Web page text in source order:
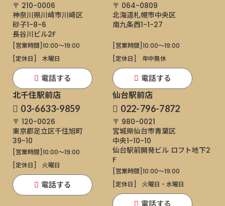
〒 210-0006
神奈川県川崎市川崎区
砂子1-8-6
長谷川ビル2F
[営業時間] 10:00～19:00
[定休日]
木曜日
電話する
〒 064-0809
北海道札幌市中央区
南九条西1-1-27
[営業時間] 10:00～19:00
[定休日]
年中無休
電話する
北千住駅前店
03-6633-9859
〒 120-0026
東京都足立区千住旭町
39-10
[営業時間] 10:00～19:00
[定休日]
火曜日
電話する
仙台駅前店
022-796-7872
〒 980-0021
宮城県仙台市青葉区
中央1-10-10
仙台駅前開発ビル ロフト地下2
F
[営業時間] 10:00～19:00
[定休日]
火曜日・水曜日